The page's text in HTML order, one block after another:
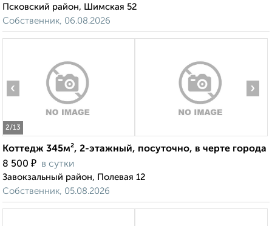
Псковский район, Шимская 52
Собственник, 06.08.2026
2/13
‹ ›
Коттедж 345м², 2-этажный, посуточно, в черте города
8 500 ₽ в сутки
Завокзальный район, Полевая 12
Собственник, 05.08.2026